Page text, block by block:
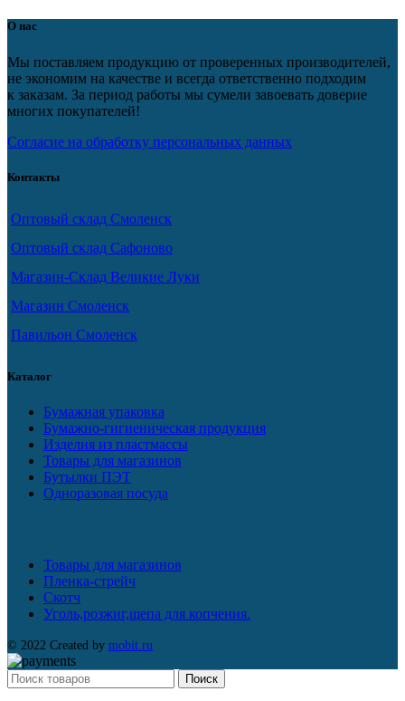
О нас
Мы поставляем продукцию от проверенных производителей,
не экономим на качестве и всегда ответственно подходим
к заказам. За период работы мы сумели завоевать доверие
многих покупателей!
Согласие на обработку персональных данных
Контакты
Оптовый склад Смоленск
Оптовый склад Сафоново
Магазин-Склад Великие Луки
Магазин Смоленск
Павильон Смоленск
Каталог
Бумажная упаковка
Бумажно-гигиеническая продукция
Изделия из пластмассы
Товары для магазинов
Бутылки ПЭТ
Одноразовая посуда
Товары для магазинов
Пленка-стрейч
Скотч
Уголь,розжиг,щепа для копчения.
© 2022 Created by mobit.ru
Поиск